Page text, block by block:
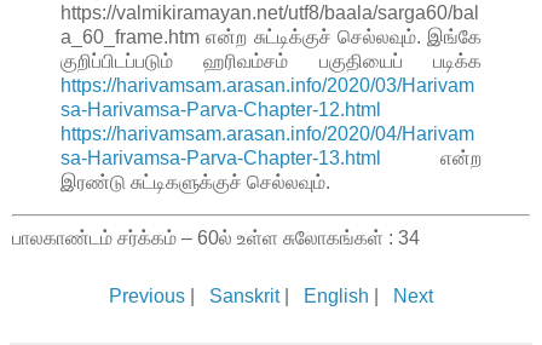
https://valmikiramayan.net/utf8/baala/sarga60/bal
a_60_frame.htm என்ற சுட்டிக்குச் செல்லவும். இங்கே
குறிப்பிடப்படும் ஹரிவம்சம் பகுதியைப் படிக்க
https://harivamsam.arasan.info/2020/03/Harivam
sa-Harivamsa-Parva-Chapter-12.html
https://harivamsam.arasan.info/2020/04/Harivam
sa-Harivamsa-Parva-Chapter-13.html
என்ற
இரண்டு சுட்டிகளுக்குச் செல்லவும்.
பாலகாண்டம் சர்க்கம் – 60ல் உள்ள சுலோகங்கள் : 34
Previous Sanskrit| English Next